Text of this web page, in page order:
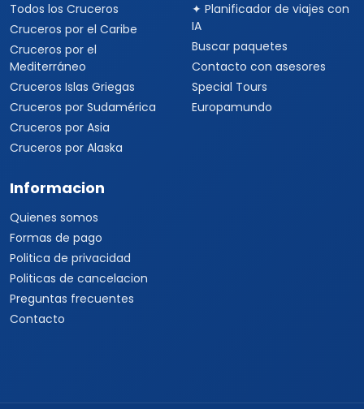
Todos los Cruceros
Cruceros por el Caribe
Cruceros por el
Mediterráneo
Cruceros Islas Griegas
Cruceros por Sudamérica
Cruceros por Asia
Cruceros por Alaska
✦ Planificador de viajes con
IA
Buscar paquetes
Contacto con asesores
Special Tours
Europamundo
Informacion
Quienes somos
Formas de pago
Politica de privacidad
Politicas de cancelacion
Preguntas frecuentes
Contacto